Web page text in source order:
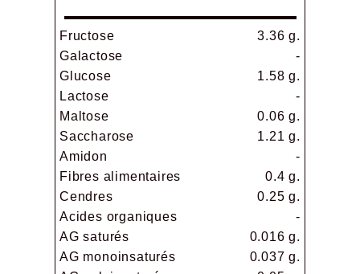
Fructose
3.36 g.
Galactose
-
Glucose
1.58 g.
Lactose
-
Maltose
0.06 g.
Saccharose
1.21 g.
Amidon
-
Fibres alimentaires
0.4 g.
Cendres
0.25 g.
Acides organiques
-
AG saturés
0.016 g.
AG monoinsaturés
0.037 g.